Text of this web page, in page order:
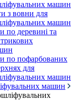
машин
з вовни для
машин
по деревині та
по пофарбованих
для
машин
машин